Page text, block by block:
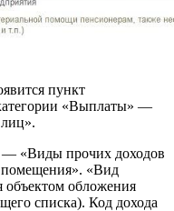
пункт
«Выплаты» —
— «Виды прочих доходов
«Вид
обложения
списка). Код дохода